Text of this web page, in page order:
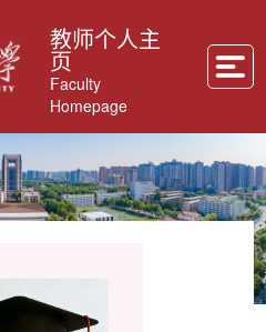
教师个人主
页
Faculty
Homepage